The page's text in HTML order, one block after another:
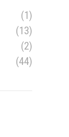
(1)
(13)
(2)
(44)